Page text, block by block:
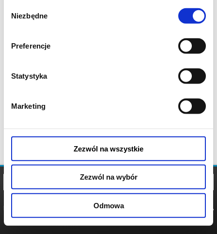
zgody
Niezbędne
Preferencje
Statystyka
Marketing
Zezwól na wszystkie
Zezwól na wybór
Odmowa
POLITYKA
POLITYKA